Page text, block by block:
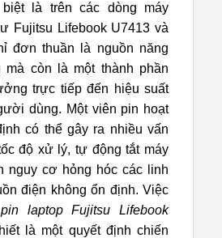
là trên các dòng máy
Fujitsu Lifebook U7413 và
đơn thuần là nguồn năng
mà còn là một thành phần
trực tiếp đến hiệu suất
dùng. Một viên pin hoạt
có thể gây ra nhiều vấn
độ xử lý, tự động tắt máy
nguy cơ hỏng hóc các linh
điện không ổn định. Việc
laptop Fujitsu Lifebook
là một quyết định chiến